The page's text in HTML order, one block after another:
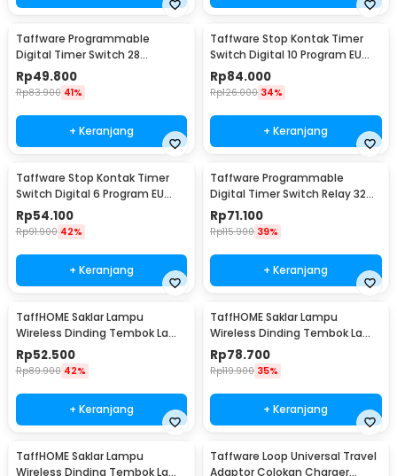
Taffware Programmable
Digital Timer Switch 28
Program 220V/25A(16A) -
THC30A
Rp49.800
Rp83.900 41%
+ Keranjang
Taffware Stop Kontak Timer
Switch Digital 10 Program EU
Plug 16A 230V - KWE-TM02-EU
Rp84.000
Rp126.000 34%
+ Keranjang
Taffware Stop Kontak Timer
Switch Digital 6 Program EU
Plug 16A 230V - W03
Rp54.100
Rp91.900 42%
+ Keranjang
Taffware Programmable
Digital Timer Switch Relay 32
Program 220V - KG316T
Rp71.100
Rp115.900 39%
+ Keranjang
TaffHOME Saklar Lampu
Wireless Dinding Tembok Lamp
Switch RF 433MHz 1 Gang 1
Receiver - WHK01
Rp52.500
Rp89.900 42%
+ Keranjang
TaffHOME Saklar Lampu
Wireless Dinding Tembok Lamp
Switch RF 433MHz 2 Gang 2
Receiver - WHK01
Rp78.700
Rp119.900 35%
+ Keranjang
TaffHOME Saklar Lampu
Wireless Dinding Tembok Lamp
Taffware Loop Universal Travel
Adaptor Colokan Charger